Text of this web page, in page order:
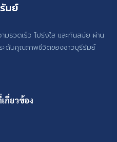
มย์
มรวดเร็ว โปร่งใส และทันสมัย ผ่าน
ะดับคุณภาพชีวิตของชาวบุรีรัมย์
กี่ยวข้อง